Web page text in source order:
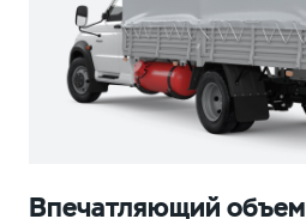
Впечатляющий объем